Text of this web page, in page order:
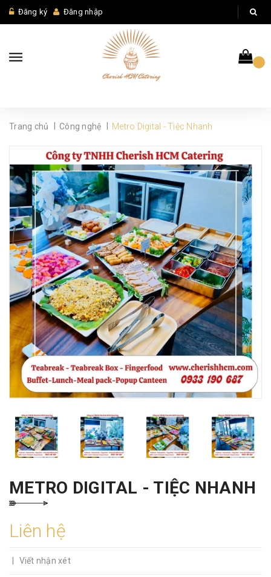
Đăng ký Đăng nhập
Trang chủ Công nghệ Metro Digital - Tiệc Nhanh
METRO DIGITAL - TIỆC NHANH
Liên hệ
Viết nhận xét